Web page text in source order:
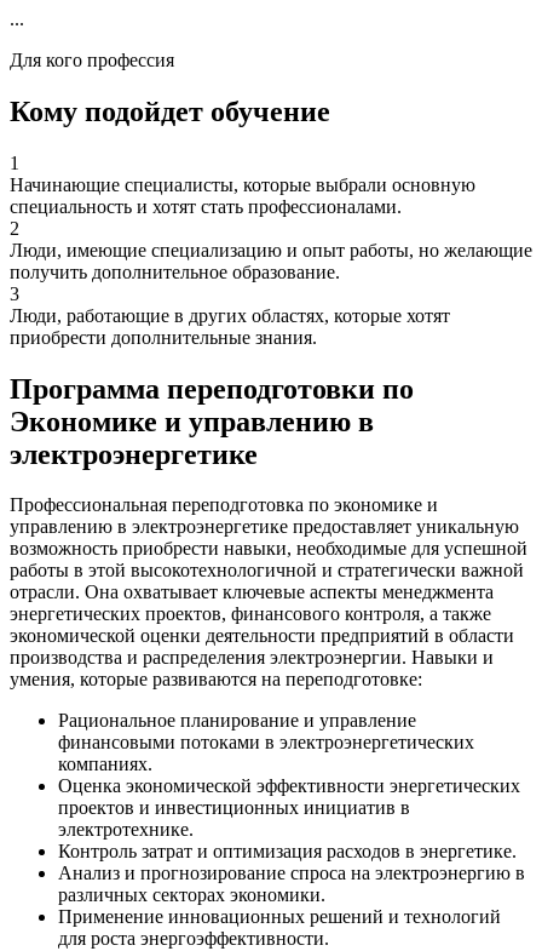
...
Для кого профессия
Кому подойдет обучение
1
Начинающие специалисты, которые выбрали основную
специальность и хотят стать профессионалами.
2
Люди, имеющие специализацию и опыт работы, но желающие
получить дополнительное образование.
3
Люди, работающие в других областях, которые хотят
приобрести дополнительные знания.
Программа переподготовки по
Экономике и управлению в
электроэнергетике
Профессиональная переподготовка по экономике и
управлению в электроэнергетике предоставляет уникальную
возможность приобрести навыки, необходимые для успешной
работы в этой высокотехнологичной и стратегически важной
отрасли. Она охватывает ключевые аспекты менеджмента
энергетических проектов, финансового контроля, а также
экономической оценки деятельности предприятий в области
производства и распределения электроэнергии. Навыки и
умения, которые развиваются на переподготовке:
Рациональное планирование и управление
финансовыми потоками в электроэнергетических
компаниях.
Оценка экономической эффективности энергетических
проектов и инвестиционных инициатив в
электротехнике.
Контроль затрат и оптимизация расходов в энергетике.
Анализ и прогнозирование спроса на электроэнергию в
различных секторах экономики.
Применение инновационных решений и технологий
для роста энергоэффективности.